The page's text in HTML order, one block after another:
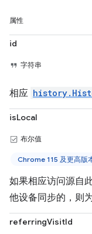
属性
id
字符串
相应
isLocal
布尔值
Chrome 115 及更高版
如果相应访问源自
他设备同步的，则为
referringVisitId